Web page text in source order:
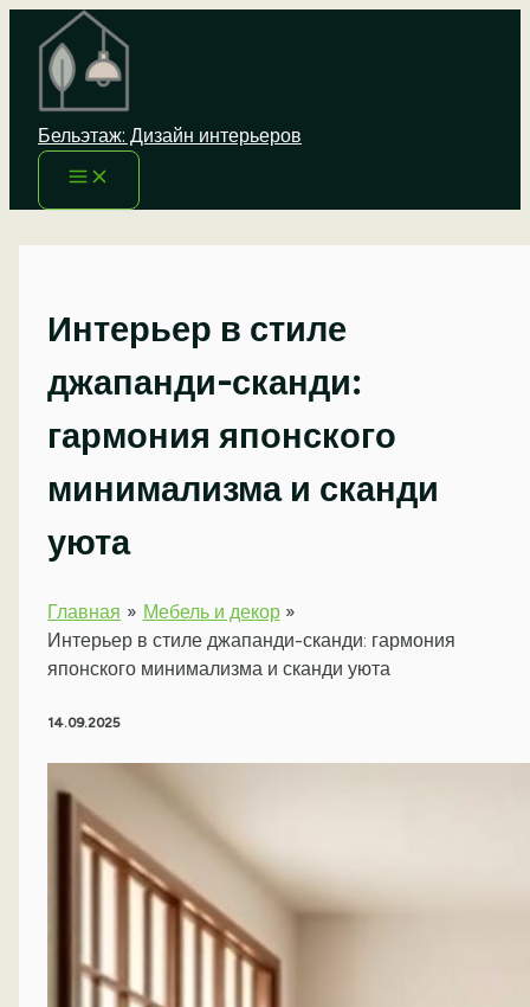
Перейти
содержимому
Бельэтаж: Дизайн интерьеров
Интерьер в стиле
джапанди-сканди:
гармония японского
минимализма и сканди
уюта
Главная
Мебель и декор
Интерьер в стиле джапанди-сканди: гармония
японского минимализма и сканди уюта
14.09.2025